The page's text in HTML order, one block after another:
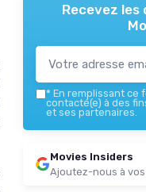
Recevez
* En remplissant ce
contacté(e) à des
et ses partenaires.
Movies Insiders
Ajoutez-nous à